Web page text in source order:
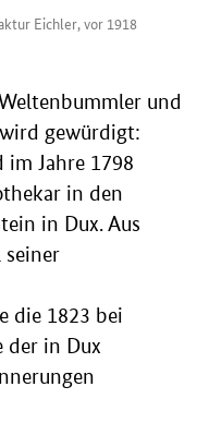
Eichler, vor 1918
und
gewürdigt:
im Jahre 1798
in den
in Dux. Aus
die 1823 bei
der in Dux